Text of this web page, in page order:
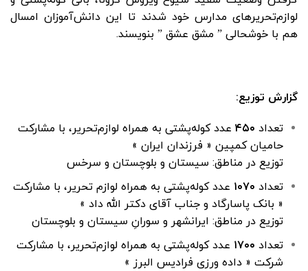
لوازم‌تحریرهای مدارس خود شدند تا این دانش‌آموزان امسال
هم با خوشحالی ” مشق عشق ” بنویسند.
گزارش توزیع:
تعداد ۴۵۰عدد کوله‌پشتی به همراه لوازم‌تحریر، با مشارکت
حامیان کمپین « فرزندان ایران »
توزیع در مناطق: سیستان و بلوچستان و سرخس
تعداد ۱۰۷۰ عدد کوله‌پشتی به همراه لوازم تحریر، با مشارکت
« بانک پاسارگاد و جناب آقای دکتر الله داد »
توزیع در مناطق: ایرانشهر و سورانِ سیستان و بلوچستان
تعداد ۱۷۰۰ عدد کوله‌پشتی به همراه لوازم‌تحریر، با مشارکت
شرکت « داده ورزی فرادیس البرز »